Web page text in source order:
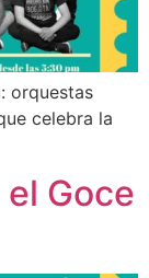
orquestas
celebra la
Goce